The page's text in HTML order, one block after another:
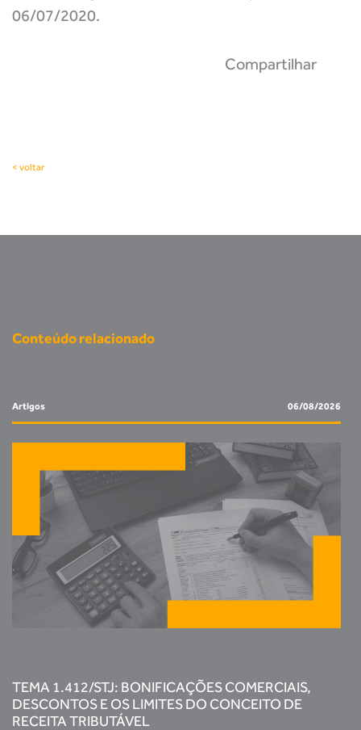
06/07/2020.
Compartilhar
< voltar
Conteúdo relacionado
Artigos 06/08/2026
TEMA 1.412/STJ: BONIFICAÇÕES COMERCIAIS,
DESCONTOS E OS LIMITES DO CONCEITO DE
RECEITA TRIBUTÁVEL